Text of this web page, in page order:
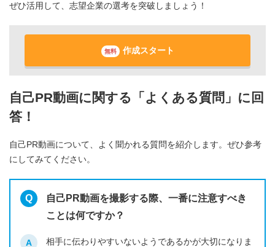
ぜひ活用して、志望企業の選考を突破しましょう！
無料 作成スタート
自己PR動画に関する「よくある質問」に回
答！
自己PR動画について、よく聞かれる質問を紹介します。ぜひ参考
にしてみてください。
自己PR動画を撮影する際、一番に注意すべき
ことは何ですか？
相手に伝わりやすいないようであるかが大切になりま